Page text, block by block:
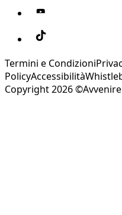
Termini e Condizioni
PolicyAccessibilità
Copyright 2026 ©Avvenire